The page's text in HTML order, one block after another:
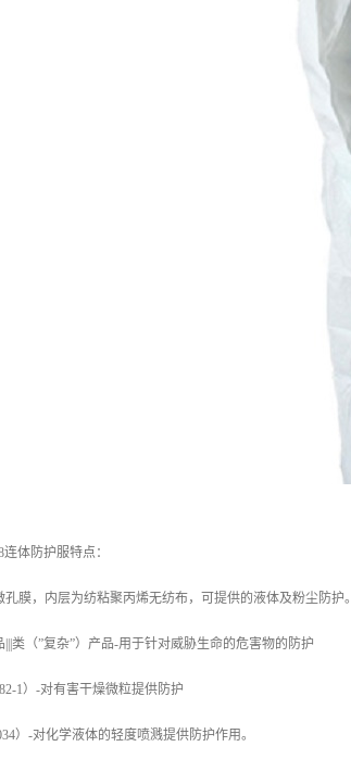
体防护服特点：
膜，内层为纺粘聚丙烯无纺布，可提供的液体及粉尘防护。
|||类（”复杂”）产品-用于针对威胁生命的危害物的防护
1）-对有害干燥微粒提供防护
）-对化学液体的轻度喷溅提供防护作用。